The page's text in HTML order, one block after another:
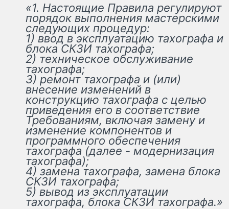
«1. Настоящие Правила регулируют
порядок выполнения мастерскими
следующих процедур:
1) ввод в эксплуатацию тахографа и
блока СКЗИ тахографа;
2) техническое обслуживание
тахографа;
3) ремонт тахографа и (или)
внесение изменений в
конструкцию тахографа с целью
приведения его в соответствие
Требованиям, включая замену и
изменение компонентов и
программного обеспечения
тахографа (далее - модернизация
тахографа);
4) замена тахографа, замена блока
СКЗИ тахографа;
5) вывод из эксплуатации
тахографа, блока СКЗИ тахографа.»